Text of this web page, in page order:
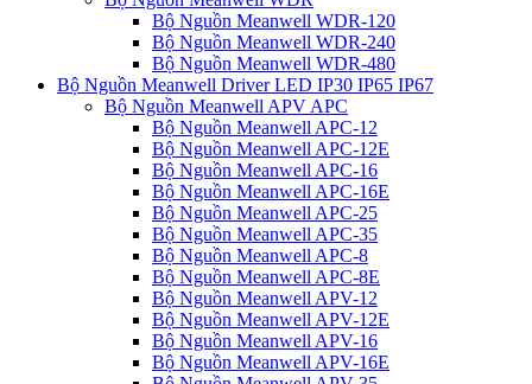
Bộ Nguồn Meanwell WDR-120
Bộ Nguồn Meanwell WDR-240
Bộ Nguồn Meanwell WDR-480
Bộ Nguồn Meanwell Driver LED IP30 IP65 IP67
Bộ Nguồn Meanwell APV APC
Bộ Nguồn Meanwell APC-12
Bộ Nguồn Meanwell APC-12E
Bộ Nguồn Meanwell APC-16
Bộ Nguồn Meanwell APC-16E
Bộ Nguồn Meanwell APC-25
Bộ Nguồn Meanwell APC-35
Bộ Nguồn Meanwell APC-8
Bộ Nguồn Meanwell APC-8E
Bộ Nguồn Meanwell APV-12
Bộ Nguồn Meanwell APV-12E
Bộ Nguồn Meanwell APV-16
Bộ Nguồn Meanwell APV-16E